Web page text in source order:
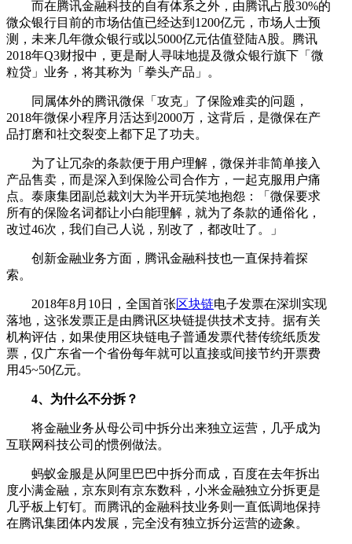
而在腾讯金融科技的自有体系之外，由腾讯占股30%的
微众银行目前的市场估值已经达到1200亿元，市场人士预
测，未来几年微众银行或以5000亿元估值登陆A股。腾讯
2018年Q3财报中，更是耐人寻味地提及微众银行旗下「微
粒贷」业务，将其称为「拳头产品」。
同属体外的腾讯微保「攻克」了保险难卖的问题，
2018年微保小程序月活达到2000万，这背后，是微保在产
品打磨和社交裂变上都下足了功夫。
为了让冗杂的条款便于用户理解，微保并非简单接入
产品售卖，而是深入到保险公司合作方，一起克服用户痛
点。泰康集团副总裁刘大为半开玩笑地抱怨：「微保要求
所有的保险名词都让小白能理解，就为了条款的通俗化，
改过46次，我们自己人说，别改了，都改吐了。」
创新金融业务方面，腾讯金融科技也一直保持着探
索。
2018年8月10日，全国首张区块链电子发票在深圳实现
落地，这张发票正是由腾讯区块链提供技术支持。据有关
机构评估，如果使用区块链电子普通发票代替传统纸质发
票，仅广东省一个省份每年就可以直接或间接节约开票费
用45~50亿元。
4、为什么不分拆？
将金融业务从母公司中拆分出来独立运营，几乎成为
互联网科技公司的惯例做法。
蚂蚁金服是从阿里巴巴中拆分而成，百度在去年拆出
度小满金融，京东则有京东数科，小米金融独立分拆更是
几乎板上钉钉。而腾讯的金融科技业务则一直低调地保持
在腾讯集团体内发展，完全没有独立拆分运营的迹象。